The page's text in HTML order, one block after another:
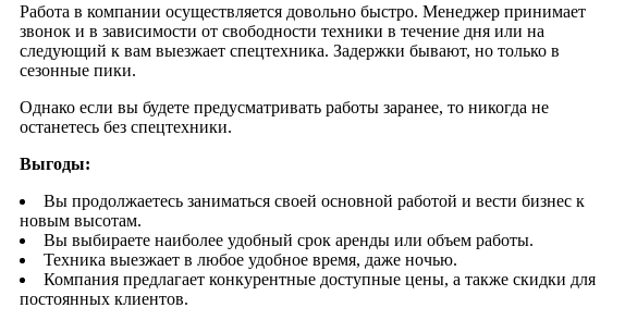
Работа в компании осуществляется довольно быстро. Менеджер принимает
звонок и в зависимости от свободности техники в течение дня или на
следующий к вам выезжает спецтехника. Задержки бывают, но только в
сезонные пики.
Однако если вы будете предусматривать работы заранее, то никогда не
останетесь без спецтехники.
Выгоды:
Вы продолжаетесь заниматься своей основной работой и вести бизнес к
новым высотам.
Вы выбираете наиболее удобный срок аренды или объем работы.
Техника выезжает в любое удобное время, даже ночью.
Компания предлагает конкурентные доступные цены, а также скидки для
постоянных клиентов.